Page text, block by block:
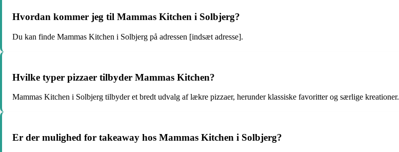
Hvordan kommer jeg til Mammas Kitchen i Solbjerg?
Du kan finde Mammas Kitchen i Solbjerg på adressen [indsæt adresse].
Hvilke typer pizzaer tilbyder Mammas Kitchen?
Mammas Kitchen i Solbjerg tilbyder et bredt udvalg af lækre pizzaer, herunder klassiske favoritter og særlige kreationer.
Er der mulighed for takeaway hos Mammas Kitchen i Solbjerg?